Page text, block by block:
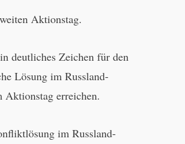
Aktionstag.
deutliches Zeichen für den
Lösung im Russland-
erreichen.
im Russland-